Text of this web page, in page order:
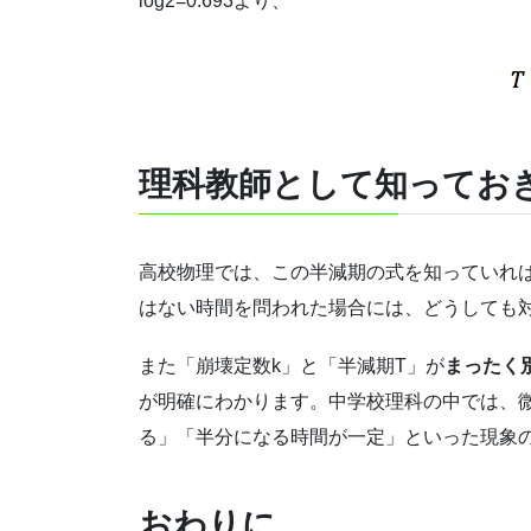
理科教師として知ってお
高校物理では、この半減期の式を知っていれ
はない時間を問われた場合には、どうしても
また「崩壊定数k」と「半減期T」がまったく
が明確にわかります。 中学校理科の中では、
る」「半分になる時間が一定」といった現